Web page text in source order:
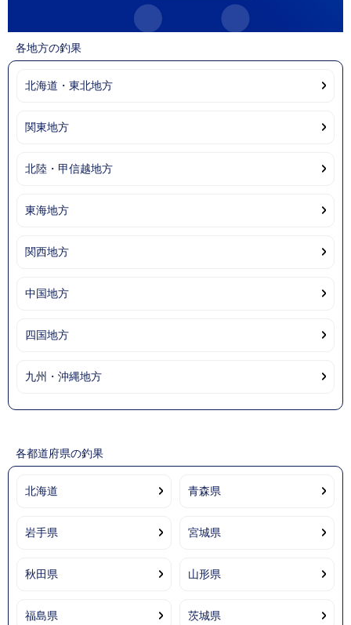
各地方の釣果
北海道・東北地方
関東地方
北陸・甲信越地方
東海地方
関西地方
中国地方
四国地方
九州・沖縄地方
各都道府県の釣果
北海道 青森県
岩手県 宮城県
秋田県 山形県
福島県 茨城県